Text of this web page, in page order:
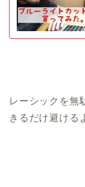
レーシックを無
きるだけ避ける